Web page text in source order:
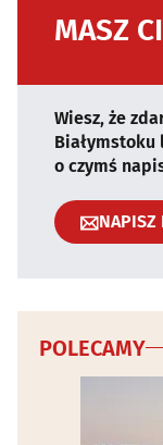
MASZ
Wiesz, że
Białymstoku
o czymś
NAPISZ
POLECAMY